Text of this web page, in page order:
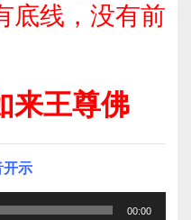
底线，没有前
王尊佛
开示
00:00